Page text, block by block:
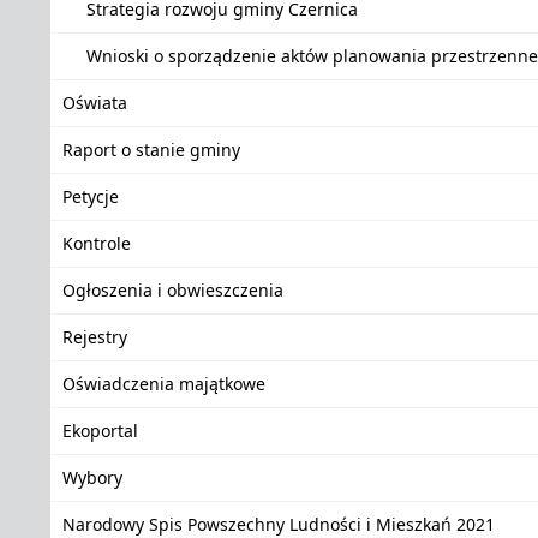
Strategia rozwoju gminy Czernica
Wnioski o sporządzenie aktów planowania
Oświata
Raport o stanie gminy
Petycje
Kontrole
Ogłoszenia i obwieszczenia
Rejestry
Oświadczenia majątkowe
Ekoportal
Wybory
Narodowy Spis Powszechny Ludności i Mieszkań 2021